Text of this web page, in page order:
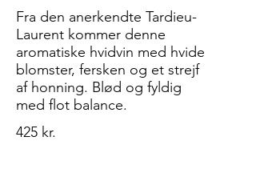
Fra den anerkendte Tardieu-
Laurent kommer denne
aromatiske hvidvin med hvide
blomster, fersken og et strejf
af honning. Blød og fyldig
med flot balance.
425 kr.